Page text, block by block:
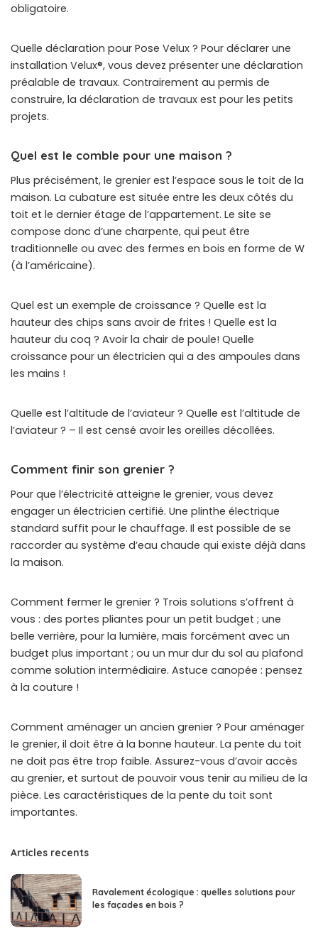
obligatoire.
Quelle déclaration pour Pose Velux ? Pour déclarer une
installation Velux®, vous devez présenter une déclaration
préalable de travaux. Contrairement au permis de
construire, la déclaration de travaux est pour les petits
projets.
Quel est le comble pour une maison ?
Plus précisément, le grenier est l’espace sous le toit de la
maison. La cubature est située entre les deux côtés du
toit et le dernier étage de l’appartement. Le site se
compose donc d’une charpente, qui peut être
traditionnelle ou avec des fermes en bois en forme de W
(à l’américaine).
Quel est un exemple de croissance ? Quelle est la
hauteur des chips sans avoir de frites ! Quelle est la
hauteur du coq ? Avoir la chair de poule! Quelle
croissance pour un électricien qui a des ampoules dans
les mains !
Quelle est l’altitude de l’aviateur ? Quelle est l’altitude de
l’aviateur ? – Il est censé avoir les oreilles décollées.
Comment finir son grenier ?
Pour que l’électricité atteigne le grenier, vous devez
engager un électricien certifié. Une plinthe électrique
standard suffit pour le chauffage. Il est possible de se
raccorder au système d’eau chaude qui existe déjà dans
la maison.
Comment fermer le grenier ? Trois solutions s’offrent à
vous : des portes pliantes pour un petit budget ; une
belle verrière, pour la lumière, mais forcément avec un
budget plus important ; ou un mur dur du sol au plafond
comme solution intermédiaire. Astuce canopée : pensez
à la couture !
Comment aménager un ancien grenier ? Pour aménager
le grenier, il doit être à la bonne hauteur. La pente du toit
ne doit pas être trop faible. Assurez-vous d’avoir accès
au grenier, et surtout de pouvoir vous tenir au milieu de la
pièce. Les caractéristiques de la pente du toit sont
importantes.
Articles recents
Ravalement écologique : quelles solutions pour
les façades en bois ?